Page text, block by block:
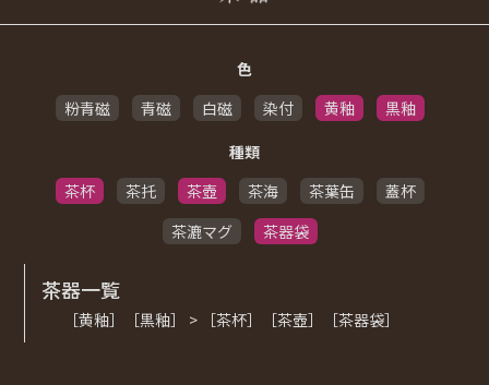
色
粉青磁
青磁 白磁 染付 黄釉
黒釉
種類
茶杯
茶托 茶壺 茶海 茶葉缶
蓋杯
茶漉マグ
茶器袋
茶器一覧
［黄釉］［黒釉］ > ［茶杯］［茶壺］［茶器袋］